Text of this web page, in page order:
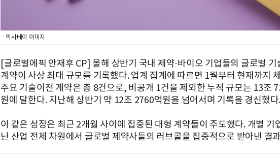
픽사베이 이미지
[글로벌에픽 안재후 CP] 올해 상반기 국내 제약·바이오 기업들의 글로벌 기
계약이 사상 최대 규모를 기록했다. 업계 집계에 따르면 1월부터 현재까지
주요 기술이전 계약은 총 8건으로, 비공개 1건을 제외한 누적 규모는 13조
원에 달한다. 지난해 상반기 약 12조 2760억원을 넘어서며 기록을 경신했다.
이 같은 성장은 최근 2개월 사이에 집중된 대형 계약들이 주도했다. 개별 기
닌 산업 전체 차원에서 글로벌 제약사들의 러브콜을 집중적으로 받아낸 결